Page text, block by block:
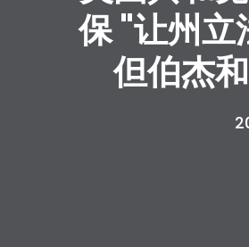
保 "让州立
但伯杰